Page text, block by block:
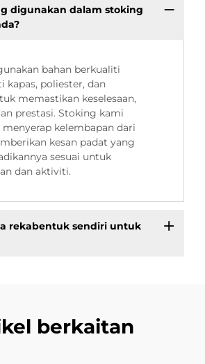
digunakan dalam stoking
bahan berkualiti
kapas, poliester, dan
memastikan keselesaan,
prestasi. Stoking kami
kelembapan dari
kesan padat yang
sesuai untuk
dan aktiviti.
rekabentuk sendiri untuk
berkaitan